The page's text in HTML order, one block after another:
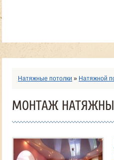
Натяжные потолки » Натяжной
МОНТАЖ